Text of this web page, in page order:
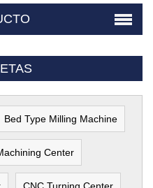
Bed Type Milling Machine
Center
CNC Turning Center